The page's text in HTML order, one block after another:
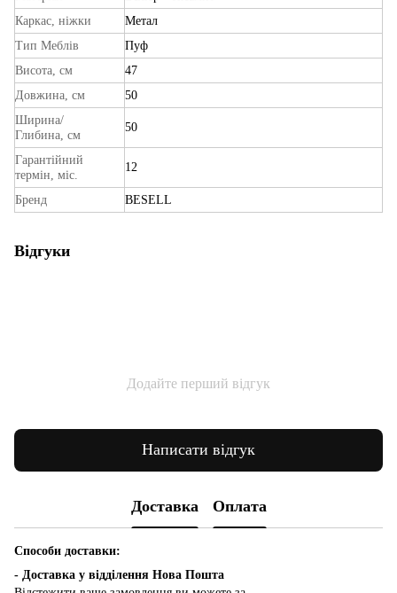
Каркас, ніжки
Метал
Тип Меблів
Пуф
Висота, см
47
Довжина, см
50
Ширина/
Глибина, см
50
Гарантійний
термін, міс.
12
Бренд BESELL
Відгуки
Додайте перший відгук
Написати відгук
Доставка Оплата
Способи доставки:
- Доставка у відділення Нова Пошта